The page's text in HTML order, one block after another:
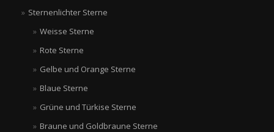
Sternenlichter Sterne
Weisse Sterne
Rote Sterne
Gelbe und Orange Sterne
Blaue Sterne
Grüne und Türkise Sterne
Braune und Goldbraune Sterne